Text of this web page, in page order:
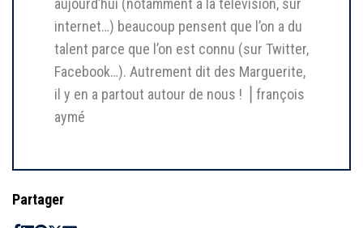
aujourd’hui (notamment à la télévision, sur
internet…) beaucoup pensent que l’on a du
talent parce que l’on est connu (sur Twitter,
Facebook…). Autrement dit des Marguerite,
il y en a partout autour de nous ! ⎥ françois
aymé
Partager